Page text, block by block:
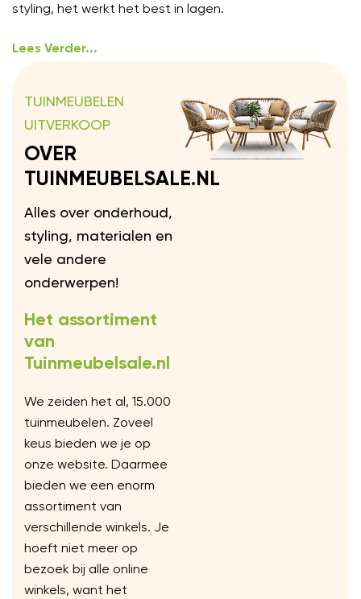
styling, het werkt het best in lagen.
Lees Verder...
TUINMEUBELEN
UITVERKOOP
OVER
TUINMEUBELSALE.NL
Alles over onderhoud,
styling, materialen en
vele andere
onderwerpen!
Het assortiment
van
Tuinmeubelsale.nl
We zeiden het al, 15.000
tuinmeubelen. Zoveel
keus bieden we je op
onze website. Daarmee
bieden we een enorm
assortiment van
verschillende winkels. Je
hoeft niet meer op
bezoek bij alle online
winkels, want het